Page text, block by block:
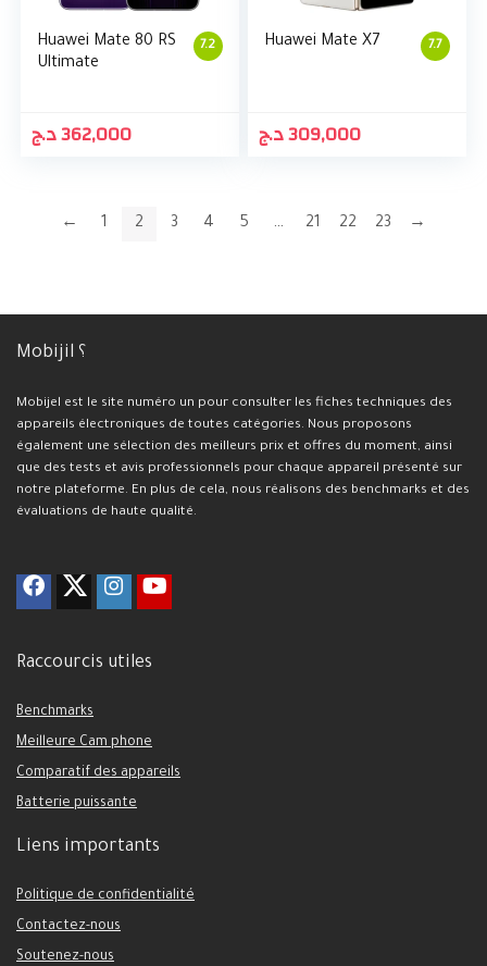
7.2
Huawei Mate 80 RS
Ultimate
362,000د.ج
7.7
Huawei Mate X7
309,000د.ج
← 1 2 3 4 5 … 21 22 23 →
Mobijil ؟
Mobijel est le site numéro un pour consulter les fiches techniques des
appareils électroniques de toutes catégories. Nous proposons
également une sélection des meilleurs prix et offres du moment, ainsi
que des tests et avis professionnels pour chaque appareil présenté sur
notre plateforme. En plus de cela, nous réalisons des benchmarks et des
évaluations de haute qualité.
Raccourcis utiles
Benchmarks
Meilleure Cam phone
Comparatif des appareils
Batterie puissante
Liens importants
Politique de confidentialité
Contactez-nous
Soutenez-nous